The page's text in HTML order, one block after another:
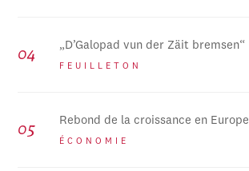
„D’Galopad vun der Zäit bremsen“
FEUILLETON
Rebond de la croissance en Europe
ÉCONOMIE